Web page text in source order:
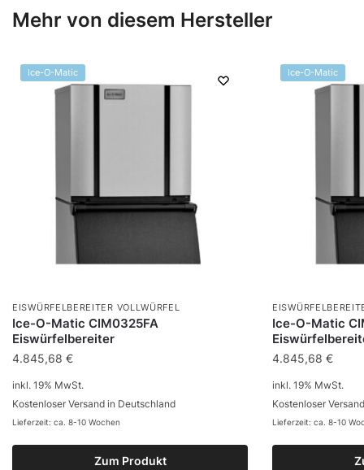
Mehr von diesem Hersteller
Ice-O-Matic
EISWÜRFELBEREITER VOLLWÜRFEL
Ice-O-Matic CIM0325FA
Eiswürfelbereiter
4.845,68 €
Zum Produkt
inkl. 19% MwSt.
Kostenloser Versand in Deutschland
Lieferzeit: ca. 8-10 Wochen
Ice-O-Matic
Ice-O-Matic
4.845,68 €
inkl. 19% MwSt.
Kostenloser
Lieferzeit: ca. 8-10